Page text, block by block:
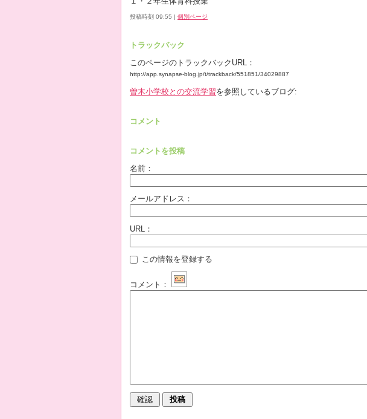
投稿時刻 09:55 | 個別ページ
トラックバック
このページのトラックバックURL：
http://app.synapse-blog.jp/t/trackback/551851/34029887
曽木小学校との交流学習を参照しているブログ:
コメント
コメントを投稿
名前：
メールアドレス：
URL：
この情報を登録する
コメント：